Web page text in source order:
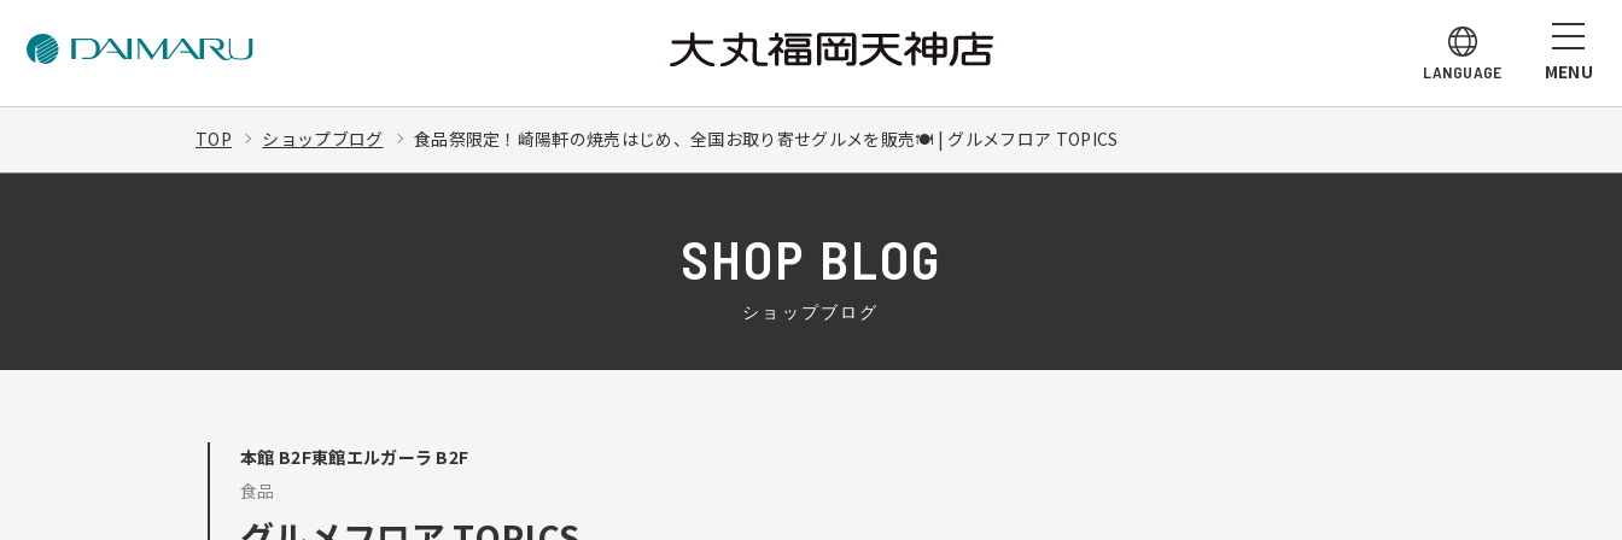
LANGUAGE MENU
TOP ショップブログ 食品祭限定！崎陽軒の焼売はじめ、全国お取り寄せグルメを販売🍽 | グルメフロア TOPICS
SHOP BLOG
ショップブログ
本館 B2F東館エルガーラ B2F
食品